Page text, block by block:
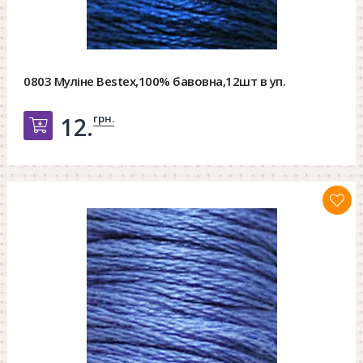
0803 Муліне Bestex,100% бавовна,12шт в уп.
Добавить в корзину
12.грн.